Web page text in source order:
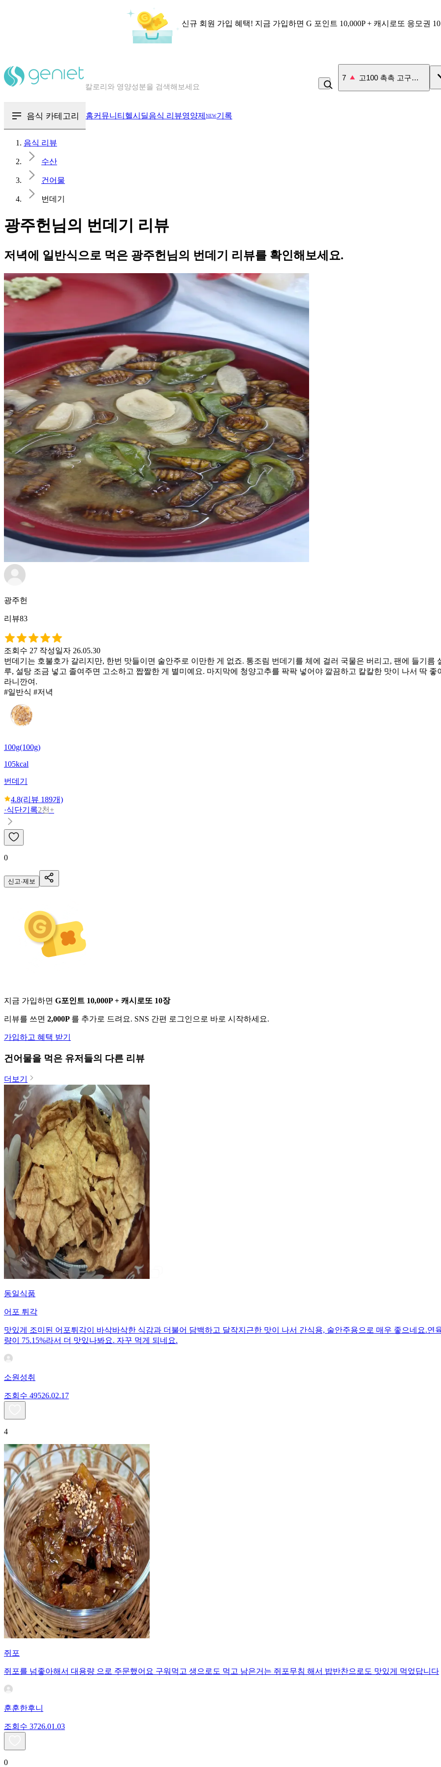
신규 회원 가입 혜택! 지금 가입하면 G 포인트 10,000P + 캐시로또 응모권
혈당 · 다이어트 음식 검색해보세요
7 고100 촉촉 고구마 스틱
음식 카테고리 홈커뮤니티 헬시딜음식 리뷰영양제 NEW기록
음식 리뷰
수산
건어물
번데기
광주헌님의 번데기 리뷰
저녁에 일반식으로 먹은 광주헌님의 번데기 리뷰를 확인해보세요.
광주헌
리뷰83
조회수 27 작성일자 26.05.30
번데기는 호불호가 갈리지만, 한번 맛들이면 술안주로 이만한 게 없죠. 통조림 번데기를 체에 걸러 국물은 버리고, 팬에 들기
루, 설탕 조금 넣고 졸여주면 고소하고 짭짤한 게 별미예요. 마지막에 청양고추를 팍팍 넣어야 깔끔하고 칼칼한 맛이 나서 딱
라니깐여.
#일반식 #저녁
100g(100g)
105kcal
번데기
4.8(리뷰 189개)
·식단기록2천+
0
신고·제보
지금 가입하면 G포인트 10,000P + 캐시로또 10장
리뷰를 쓰면 2,000P 를 추가로 드려요. SNS 간편 로그인으로 바로 시작하세요.
가입하고 혜택 받기
건어물을 먹은 유저들의 다른 리뷰
더보기
동일식품
어포 튀각
맛있게 조미된 어포튀각이 바삭바삭한 식감과 더불어 담백하고 달작지근한 맛이 나서 간식용, 술안주용으로 매우 좋으네요.
량이 75.15%라서 더 맛있나봐요. 자꾸 먹게 되네요.
소원성취
조회수 49526.02.17
4
쥐포
쥐포를 넘좋아해서 대용량 으로 주문했어요 구워먹고 생으로도 먹고 남은거는 쥐포무침 해서 밥반찬으로도 맛있게 먹었답니다
훈훈한후니
조회수 3726.01.03
0